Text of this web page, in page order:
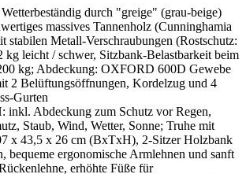
durch "greige" (grau-beige)
massives Tannenholz (Cunninghamia
stabilen Metall-Verschraubungen (Rostschutz:
kg leicht / schwer, Sitzbank-Belastbarkeit beim
kg; Abdeckung: OXFORD 600D Gewebe
2 Belüftungsöffnungen, Kordelzug und 4
Gurten
inkl. Abdeckung zum Schutz vor Regen,
Staub, Wind, Wetter, Sonne; Truhe mit
x 43,5 x 26 cm (BxTxH), 2-Sitzer Holzbank
bequeme ergonomische Armlehnen und sanft
erhöhte Füße für